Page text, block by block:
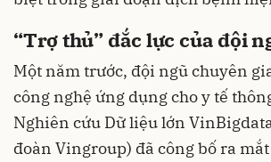
“Trợ thủ” đắc lực của đội
Một năm trước, đội ngũ chuyên
công nghệ ứng dụng cho y tế
Nghiên cứu Dữ liệu lớn
đoàn Vingroup) đã công bố ra